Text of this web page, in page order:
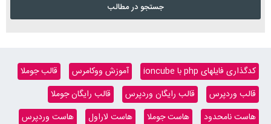
جستجو در مطالب
کدگذاری فایلهای php با ioncube آموزش ووکامرس
قالب جوملا
قالب وردپرس
قالب رایگان وردپرس
قالب رایگان جوملا
هاست نامحدود
هاست جوملا هاست لاراول هاست وردپرس